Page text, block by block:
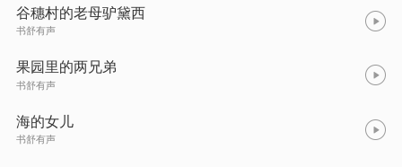
谷穗村的老母驴黛西
书舒有声
果园里的两兄弟
书舒有声
海的女儿
书舒有声